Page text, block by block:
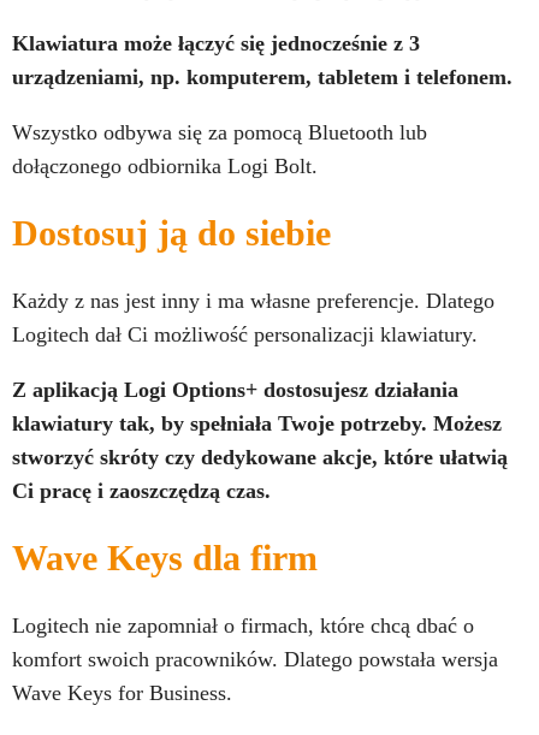
Klawiatura może łączyć się jednocześnie z 3
urządzeniami, np. komputerem, tabletem i telefonem.
Wszystko odbywa się za pomocą Bluetooth lub
dołączonego odbiornika Logi Bolt.
Dostosuj ją do siebie
Każdy z nas jest inny i ma własne preferencje. Dlatego
Logitech dał Ci możliwość personalizacji klawiatury.
Z aplikacją Logi Options+ dostosujesz działania
klawiatury tak, by spełniała Twoje potrzeby. Możesz
stworzyć skróty czy dedykowane akcje, które ułatwią
Ci pracę i zaoszczędzą czas.
Wave Keys dla firm
Logitech nie zapomniał o firmach, które chcą dbać o
komfort swoich pracowników. Dlatego powstała wersja
Wave Keys for Business.